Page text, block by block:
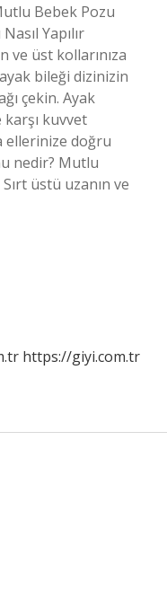
Bebek Pozu
Yapılır
ve üst kollarınıza
bileği dizinizin
çekin. Ayak
kuvvet
ellerinize doğru
nedir? Mutlu
üstü uzanın ve
https://giyi.com.tr